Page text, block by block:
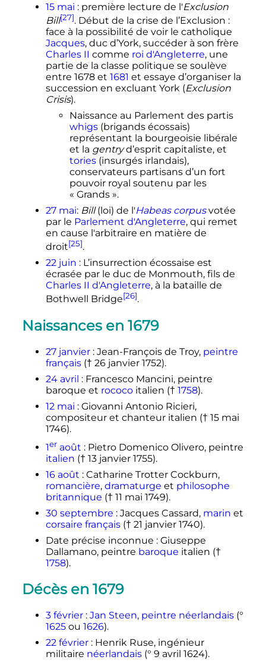
15 mai : première lecture de l'Exclusion
Bill[27]. Début de la crise de l’Exclusion :
face à la possibilité de voir le catholique
Jacques, duc d’York, succéder à son frère
Charles II comme roi d'Angleterre, une
partie de la classe politique se soulève
entre 1678 et 1681 et essaye d’organiser la
succession en excluant York (Exclusion
Crisis).
Naissance au Parlement des partis
whigs(brigands écossais)
représentant la bourgeoisie libérale
et la gentryd’esprit capitaliste, et
tories(insurgés irlandais),
conservateurs partisans d’un fort
pouvoir royal soutenu par les
« Grands ».
27 mai: Bill(loi) de l'Habeas corpusvotée
par le Parlement d'Angleterre, qui remet
en cause l'arbitraire en matière de
droit[25].
22 juin : L’insurrection écossaise est
écrasée par le duc de Monmouth, fils de
Charles II d'Angleterre, à la bataille de
Bothwell Bridge[26].
Naissances en 1679
27 janvier : Jean-François de Troy, peintre
français(† 26 janvier 1752).
24 avril : Francesco Mancini, peintre
baroque et rococoitalien († 1758).
12 mai : Giovanni Antonio Ricieri,
compositeur et chanteur italien († 15 mai
1746).
1eraoût : Pietro Domenico Olivero, peintre
italien († 13 janvier 1755).
16 août : Catharine Trotter Cockburn,
romancière, dramaturge et philosophe
britannique († 11 mai 1749).
30 septembre : Jacques Cassard, marin et
corsaire français(† 21 janvier 1740).
Date précise inconnue : Giuseppe
Dallamano, peintre baroque italien (†
1758).
Décès en 1679
3 février : Jan Steen, peintre néerlandais(°
1625ou 1626).
22 février : Henrik Ruse, ingénieur
militaire néerlandais(° 9 avril 1624).